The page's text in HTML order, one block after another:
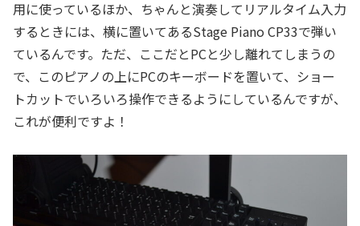
用に使っているほか、ちゃんと演奏してリアルタイム入力
するときには、横に置いてあるStage Piano CP33で弾い
ているんです。ただ、ここだとPCと少し離れてしまうの
で、このピアノの上にPCのキーボードを置いて、ショー
トカットでいろいろ操作できるようにしているんですが、
これが便利ですよ！